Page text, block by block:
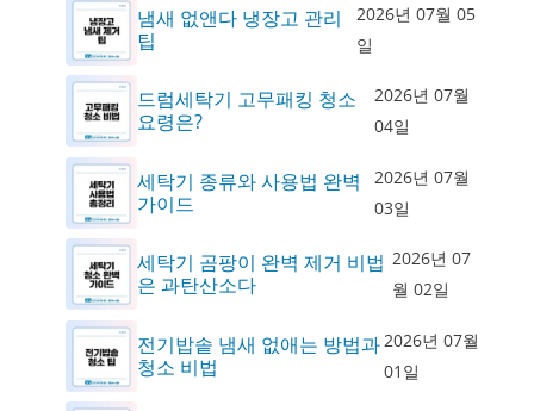
냄새 없앤다 냉장고 관리
팁
2026년 07월 05
일
드럼세탁기 고무패킹 청소
요령은?
2026년 07월
04일
세탁기 종류와 사용법 완벽
가이드
2026년 07월
03일
세탁기 곰팡이 완벽 제거 비법
은 과탄산소다
2026년 07
월 02일
전기밥솥 냄새 없애는 방법과
청소 비법
2026년 07월
01일